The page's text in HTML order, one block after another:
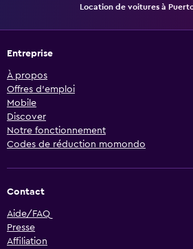
Location de voitures à
Entreprise
À propos
Offres d’emploi
Mobile
Discover
Notre fonctionnement
Codes de réduction momondo
Contact
Aide/FAQ
Presse
Affiliation